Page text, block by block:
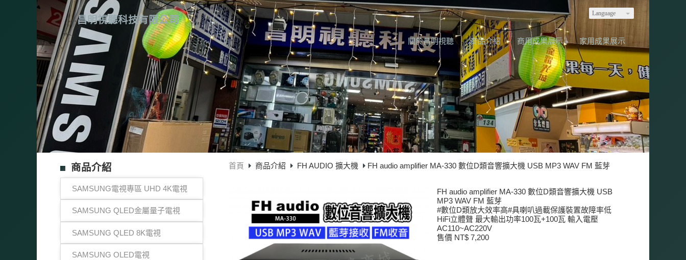
Language
昌明視聽科技有限公司
關於昌明視聽 商品介紹 商用成果展示 家用成果展示
商品介紹
SAMSUNG電視專區 UHD 4K電視
SAMSUNG QLED金屬量子電視
SAMSUNG QLED 8K電視
SAMSUNG OLED電視
首頁 商品介紹 FH AUDIO 擴大機 FH audio amplifier MA-330 數位D類音響擴大機 USB MP3 WAV FM 藍芽
FH audio amplifier MA-330 數位D類音響擴大機 USB
MP3 WAV FM 藍芽
#數位D類放大效率高#具喇叭過載保護裝置故障率低
HiFi立體聲 最大輸出功率100瓦+100瓦 輸入電壓
AC110~AC220V
售價 NT$ 7,200